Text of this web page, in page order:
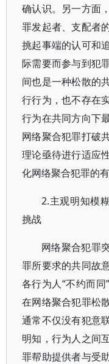
确认识。另一方面
罪发起者、支配者
挑起事端的认可和
际需要而参与到犯
间也是一种松散的
行行为，也不存在
行为在共同方向下
网络聚合犯罪打破
理论亟待进行适应
化网络聚合犯罪的有
2.主观明知模
挑战
网络聚合犯罪
罪所要求的共同故
各行为人“不约而同
在网络聚合犯罪松
通常不仅没有犯意
明知，行为人之间
罪帮助提供者与受